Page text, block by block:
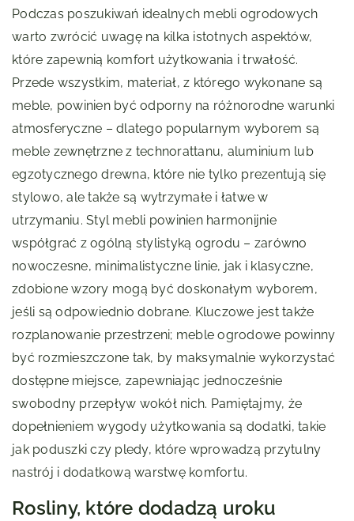
Podczas poszukiwań idealnych mebli ogrodowych
warto zwrócić uwagę na kilka istotnych aspektów,
które zapewnią komfort użytkowania i trwałość.
Przede wszystkim, materiał, z którego wykonane są
meble, powinien być odporny na różnorodne warunki
atmosferyczne – dlatego popularnym wyborem są
meble zewnętrzne z technorattanu, aluminium lub
egzotycznego drewna, które nie tylko prezentują się
stylowo, ale także są wytrzymałe i łatwe w
utrzymaniu. Styl mebli powinien harmonijnie
współgrać z ogólną stylistyką ogrodu – zarówno
nowoczesne, minimalistyczne linie, jak i klasyczne,
zdobione wzory mogą być doskonałym wyborem,
jeśli są odpowiednio dobrane. Kluczowe jest także
rozplanowanie przestrzeni; meble ogrodowe powinny
być rozmieszczone tak, by maksymalnie wykorzystać
dostępne miejsce, zapewniając jednocześnie
swobodny przepływ wokół nich. Pamiętajmy, że
dopełnieniem wygody użytkowania są dodatki, takie
jak poduszki czy pledy, które wprowadzą przytulny
nastrój i dodatkową warstwę komfortu.
Rosliny, które dodadzą uroku